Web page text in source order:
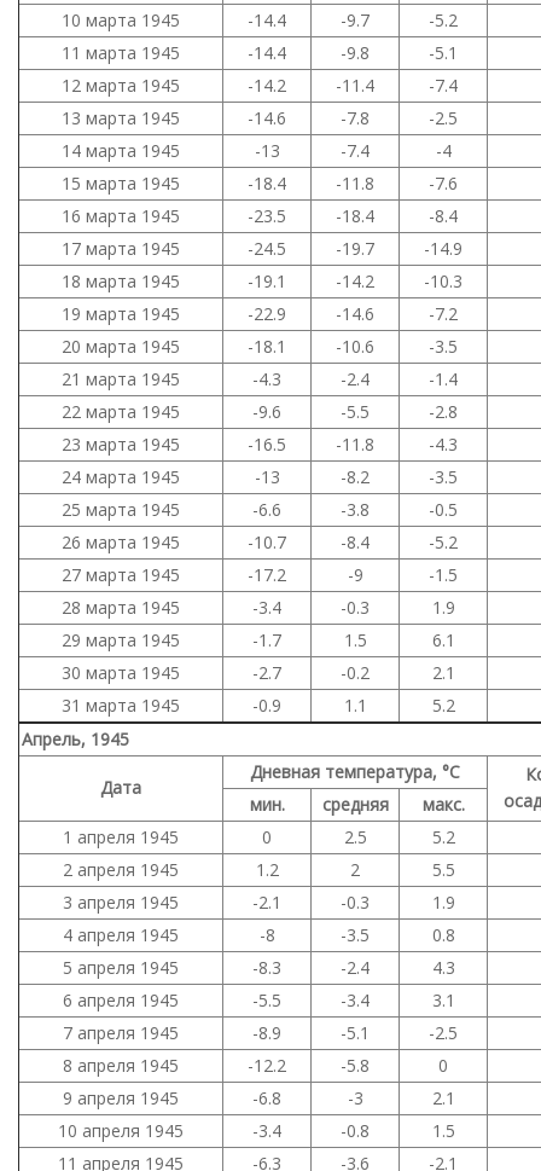
10 марта 1945
-14.4 -9.7
-5.2
11 марта 1945
-14.4 -9.8
-5.1
12 марта 1945
-14.2 -11.4
-7.4
13 марта 1945
-14.6 -7.8
-2.5
14 марта 1945
-13 -7.4
-4
15 марта 1945
-18.4 -11.8
-7.6
16 марта 1945
-23.5 -18.4
-8.4
17 марта 1945
-24.5 -19.7
-14.9
18 марта 1945
-19.1 -14.2
-10.3
19 марта 1945
-22.9 -14.6
-7.2
20 марта 1945
-18.1 -10.6
-3.5
21 марта 1945
-4.3 -2.4
-1.4
22 марта 1945
-9.6 -5.5
-2.8
23 марта 1945
-16.5 -11.8
-4.3
24 марта 1945
-13 -8.2
-3.5
25 марта 1945
-6.6 -3.8
-0.5
26 марта 1945
-10.7 -8.4
-5.2
27 марта 1945
-17.2 -9
-1.5
28 марта 1945
-3.4 -0.3
1.9
29 марта 1945
-1.7 1.5
6.1
30 марта 1945
-2.7 -0.2
2.1
31 марта 1945
-0.9 1.1
5.2
Апрель, 1945
Дата
Дневная температура, °C
мин. средняя
макс.
1 апреля 1945
0 2.5
5.2
2 апреля 1945
1.2 2
5.5
3 апреля 1945
-2.1 -0.3
1.9
4 апреля 1945
-8 -3.5
0.8
5 апреля 1945
-8.3 -2.4
4.3
6 апреля 1945
-5.5 -3.4
3.1
7 апреля 1945
-8.9 -5.1
-2.5
8 апреля 1945
-12.2 -5.8
0
9 апреля 1945
-6.8 -3
2.1
10 апреля 1945
-3.4 -0.8
1.5
11 апреля 1945
-6.3 -3.6 -2.1